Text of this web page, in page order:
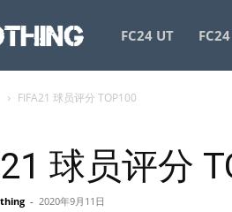
GameorNothing
FC24 UT
FIFA21 球员评分 TOP100
球员评分
- 2020年9月11日